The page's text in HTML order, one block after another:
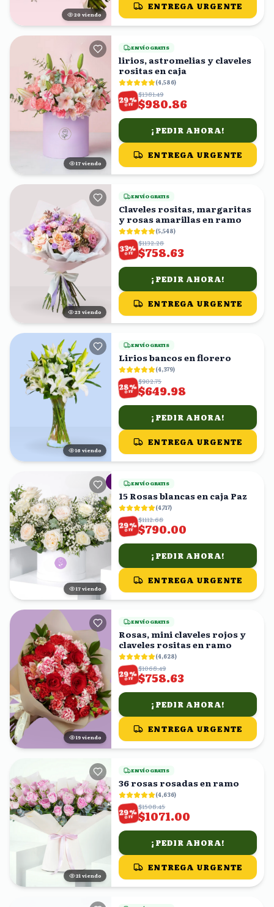
19 viendo
ENTREGA URGENTE
18 viendo
ENVÍO GRATIS
lirios, astromelias y claveles
rositas en caja
(4,586)
29%
OFF
$1381.49
$980.86
¡PEDIR AHORA!
ENTREGA URGENTE
23 viendo
ENVÍO GRATIS
Claveles rositas, margaritas
y rosas amarillas en ramo
(5,548)
33%
OFF
$1132.28
$758.63
¡PEDIR AHORA!
ENTREGA URGENTE
17 viendo
ENVÍO GRATIS
Lirios bancos en florero
(4,379)
28%
OFF
$902.75
$649.98
¡PEDIR AHORA!
ENTREGA URGENTE
18 viendo
ENVÍO GRATIS
15 Rosas blancas en caja Paz
(4,717)
29%
OFF
$1112.68
$790.00
¡PEDIR AHORA!
ENTREGA URGENTE
19 viendo
ENVÍO GRATIS
Rosas, mini claveles rojos y
claveles rositas en ramo
(4,628)
29%
OFF
$1068.49
$758.63
¡PEDIR AHORA!
ENTREGA URGENTE
22 viendo
ENVÍO GRATIS
36 rosas rosadas en ramo
(4,636)
29%
OFF
$1508.45
$1071.00
¡PEDIR AHORA!
ENTREGA URGENTE